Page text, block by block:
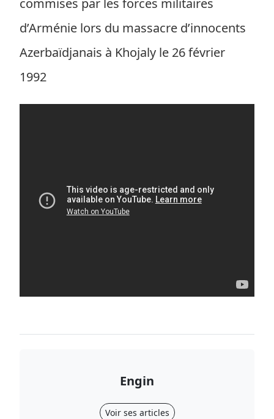
commises par les forces militaires
d’Arménie lors du massacre d’innocents
Azerbaïdjanais à Khojaly le 26 février
1992
Engin
Voir ses articles